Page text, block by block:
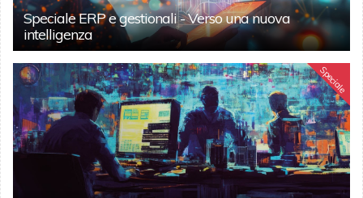
Speciale ERP e gestionali - Verso una nuova
intelligenza
Speciale